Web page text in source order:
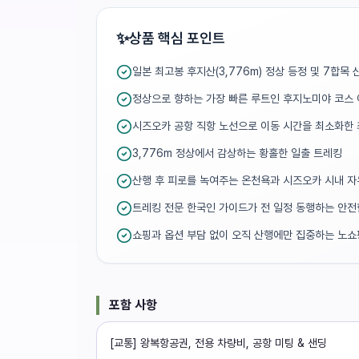
✨상품 핵심 포인트
일본 최고봉 후지산(3,776m) 정상 등정 및 7합목
정상으로 향하는 가장 빠른 루트인 후지노미야 코스
시즈오카 공항 직항 노선으로 이동 시간을 최소화한
3,776m 정상에서 감상하는 황홀한 일출 트레킹
산행 후 피로를 녹여주는 온천욕과 시즈오카 시내 자
트레킹 전문 한국인 가이드가 전 일정 동행하는 안
쇼핑과 옵션 부담 없이 오직 산행에만 집중하는 노쇼
포함 사항
[교통] 왕복항공권, 전용 차량비, 공항 미팅 & 샌딩